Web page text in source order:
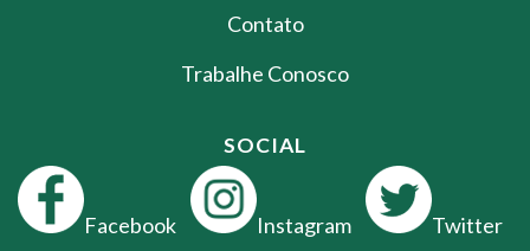
Contato
Trabalhe Conosco
SOCIAL
Facebook Instagram Twitter